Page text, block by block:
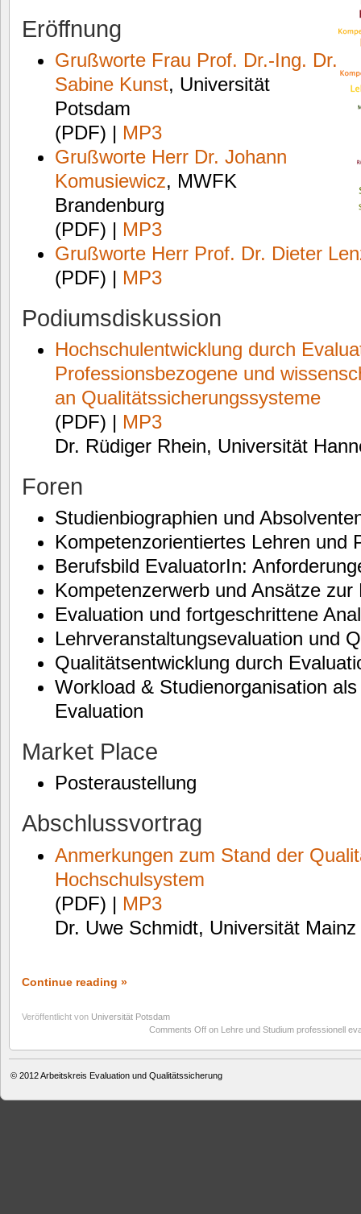
Eröffnung
Grußworte Frau Prof. Dr.-Ing. Dr.
Sabine Kunst, Universität
Potsdam
(PDF) | MP3
Grußworte Herr Dr. Johann
Komusiewicz, MWFK
Brandenburg
(PDF) | MP3
Grußworte Herr Prof. Dr. Dieter
(PDF) | MP3
Podiumsdiskussion
Hochschulentwicklung durch
Professionsbezogene und
an Qualitätssicherungssysteme
(PDF) | MP3
Dr. Rüdiger Rhein, Universität
Foren
Studienbiographien und
Kompetenzorientiertes Lehren und
Berufsbild EvaluatorIn:
Kompetenzerwerb und Ansätze
Evaluation und fortgeschrittene
Lehrveranstaltungsevaluation und
Qualitätsentwicklung durch
Workload & Studienorganisation
Evaluation
Market Place
Posteraustellung
Abschlussvortrag
Anmerkungen zum Stand der
Hochschulsystem
(PDF) | MP3
Dr. Uwe Schmidt, Universität Mainz
Continue reading »
Veröffentlicht von Universität Potsdam
Comments Off on Lehre und Studium professionell
© 2012Arbeitskreis Evaluation und Qualitätssicherung